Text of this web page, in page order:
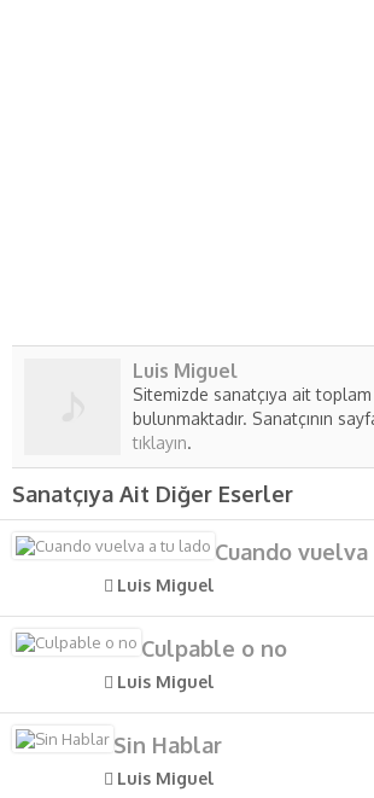
Luis Miguel
Sitemizde sanatçıya ait
bulunmaktadır. Sanatçının
tıklayın.
Sanatçıya Ait Diğer Eserler
Cuando
Luis Miguel
Culpable o no
Luis Miguel
Sin Hablar
Luis Miguel